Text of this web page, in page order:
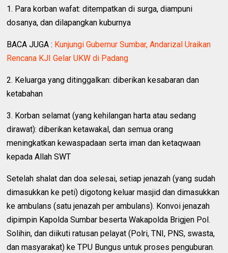
1. Para korban wafat: ditempatkan di surga, diampuni
dosanya, dan dilapangkan kuburnya
BACA JUGA : Kunjungi Gubernur Sumbar, Andarizal Uraikan
Rencana KJI Gelar UKW di Padang
2. Keluarga yang ditinggalkan: diberikan kesabaran dan
ketabahan
3. Korban selamat (yang kehilangan harta atau sedang
dirawat): diberikan ketawakal, dan semua orang
meningkatkan kewaspadaan serta iman dan ketaqwaan
kepada Allah SWT
Setelah shalat dan doa selesai, setiap jenazah (yang sudah
dimasukkan ke peti) digotong keluar masjid dan dimasukkan
ke ambulans (satu jenazah per ambulans). Konvoi jenazah
dipimpin Kapolda Sumbar beserta Wakapolda Brigjen Pol.
Solihin, dan diikuti ratusan pelayat (Polri, TNI, PNS, swasta,
dan masyarakat) ke TPU Bungus untuk proses penguburan.